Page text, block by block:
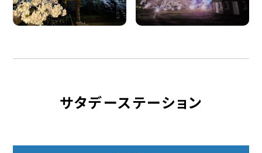
サタデーステーション